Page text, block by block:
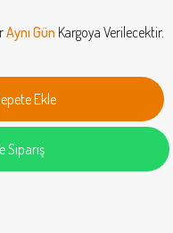
Aynı Gün Kargoya Verilecektir.
Sipariş